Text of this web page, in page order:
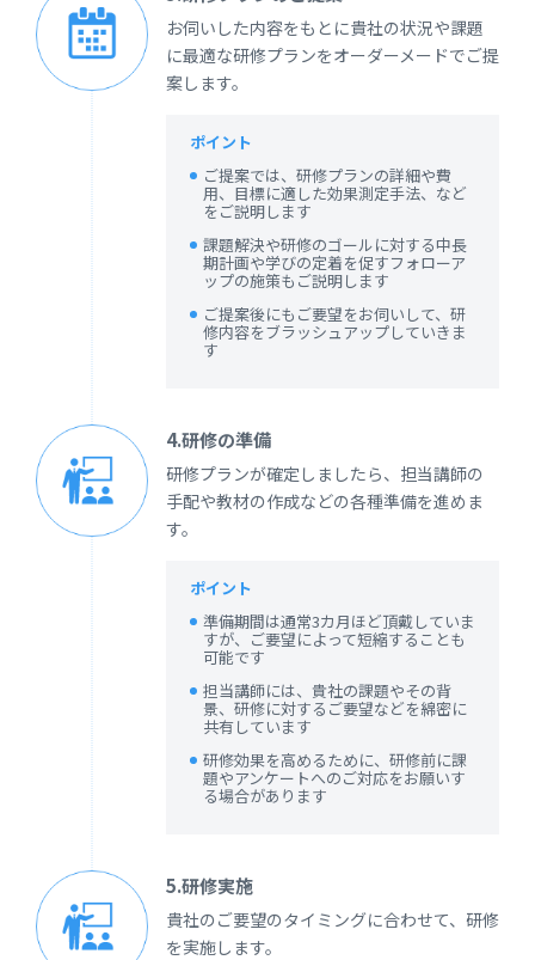
お伺いした内容をもとに貴社の状況や課題
に最適な研修プランをオーダーメードでご提
案します。
ポイント
ご提案では、研修プランの詳細や費
用、目標に適した効果測定手法、など
をご説明します
課題解決や研修のゴールに対する中長
期計画や学びの定着を促すフォローア
ップの施策もご説明します
ご提案後にもご要望をお伺いして、研
修内容をブラッシュアップしていきま
す
4.研修の準備
研修プランが確定しましたら、担当講師の
手配や教材の作成などの各種準備を進めま
す。
ポイント
準備期間は通常3カ月ほど頂戴していま
すが、ご要望によって短縮することも
可能です
担当講師には、貴社の課題やその背
景、研修に対するご要望などを綿密に
共有しています
研修効果を高めるために、研修前に課
題やアンケートへのご対応をお願いす
る場合があります
5.研修実施
貴社のご要望のタイミングに合わせて、研修
を実施します。